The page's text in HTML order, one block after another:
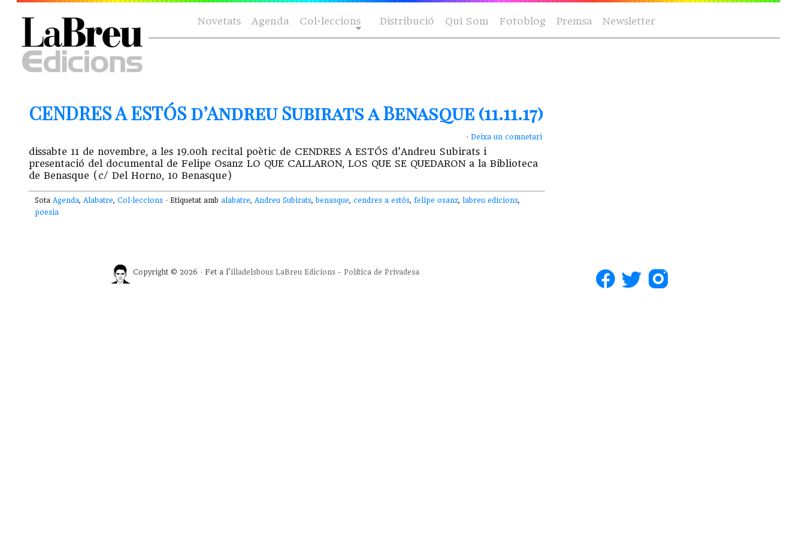
Novetats Agenda Col·leccions Distribució Qui Som Fotoblog Premsa Newsletter
CENDRES A ESTÓS d’Andreu Subirats a Benasque (11.11.17)
· Deixa un comnetari
dissabte 11 de novembre, a les 19.00h recital poètic de CENDRES A ESTÓS d’Andreu Subirats i
presentació del documental de Felipe Osanz LO QUE CALLARON, LOS QUE SE QUEDARON a la Biblioteca
de Benasque (c/ Del Horno, 10 Benasque)
Sota Agenda, Alabatre, Col·leccions · Etiquetat amb alabatre, Andreu Subirats, benasque, cendres a estós, felipe osanz, labreu edicions,
poesia
Copyright © 2026 · Fet a l'illadelsbous LaBreu Edicions - Política de Privadesa